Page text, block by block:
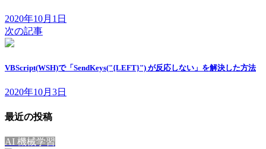
2020年10月1日
次の記事
VBScript(WSH)で「SendKeys("{LEFT}") が反応しない」を解決した方法
2020年10月3日
最近の投稿
AI 機械学習